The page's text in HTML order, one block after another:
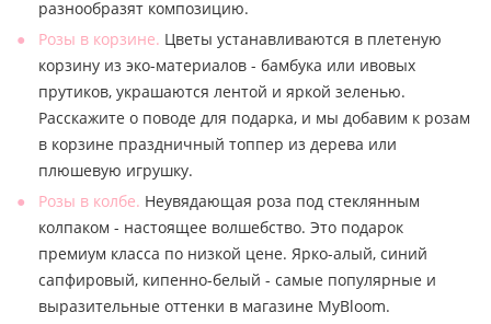
разнообразят композицию.
Розы в корзине. Цветы устанавливаются в плетеную
корзину из эко-материалов - бамбука или ивовых
прутиков, украшаются лентой и яркой зеленью.
Расскажите о поводе для подарка, и мы добавим к розам
в корзине праздничный топпер из дерева или
плюшевую игрушку.
Розы в колбе. Неувядающая роза под стеклянным
колпаком - настоящее волшебство. Это подарок
премиум класса по низкой цене. Ярко-алый, синий
сапфировый, кипенно-белый - самые популярные и
выразительные оттенки в магазине MyBloom.